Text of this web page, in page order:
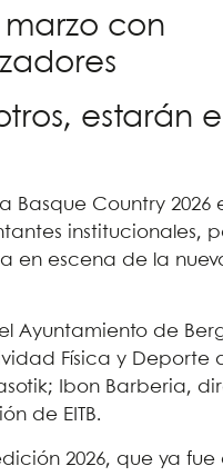
con
estarán
Country 2026
institucionales,
en escena de la
Ayuntamiento de
Física y Deporte
Ibon Barberia,
de EITB.
2026, que ya fue